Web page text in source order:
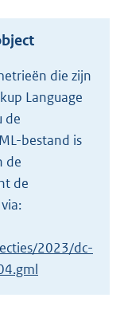
die zijn
Language
de
bestand is
de
de
2023/dc-